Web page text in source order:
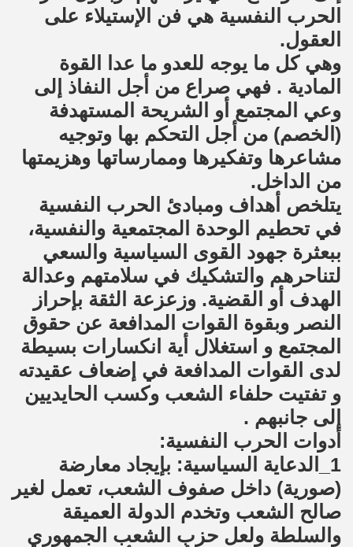
الحرب النفسية هي فن الإستيلاء على
العقول.
وهي كل ما يوجه للعدو ما عدا القوة
المادية . فهي صراع من أجل النفاذ إلى
وعي المجتمع أو الشريحة المستهدفة
(الخصم) من أجل التحكم بها وتوجيه
مشاعرها وتفكيرها وممارساتها وهزيمتها
من الداخل.
يتلخص أهداف ومبادئ الحرب النفسية
في تحطيم الوحدة المجتمعية والنفسية،
ببعثرة جهود القوى السياسية والسعي
لتناحرهم والتشكيك في سلامتهم وعدالة
الهدف أو القضية. وزعزعة الثقة بإحراز
النصر وبقوة القوات المدافعة عن حقوق
المجتمع و استغلال أية انكسارات بسيطة
لدى القوات المدافعة في إضعاف عقيدته
و تفتيت حلفاء الشعب وكسب الحايديين
إلى جانبهم .
أدوات الحرب النفسية:
1_الدعاية السياسية: بإيجاد معارضة
(صورية) داخل صفوف الشعب، تعمل لغير
صالح الشعب وتخدم الدولة العميقة
والسلطة ولعل حزب الشعب الجمهوري